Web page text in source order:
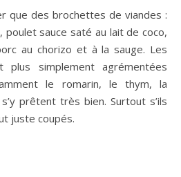
que des brochettes de viandes :
sauce saté au lait de coco,
au chorizo et à la sauge. Les
plus simplement agrémentées
le romarin, le thym, la
prêtent très bien. Surtout s’ils
juste coupés.